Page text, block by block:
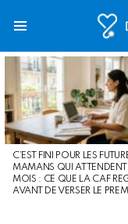
LATEST
STORIES
C’EST FINI POUR LES
MAMANS QUI ATTENDENT
MOIS : CE QUE LA CAF
AVANT DE VERSER LE